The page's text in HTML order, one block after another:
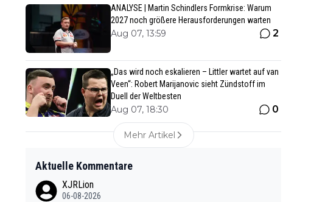
ANALYSE | Martin Schindlers Formkrise: Warum
2027 noch größere Herausforderungen warten
Aug 07, 13:59 2
„Das wird noch eskalieren – Littler wartet auf van
Veen“: Robert Marijanovic sieht Zündstoff im
Duell der Weltbesten
Aug 07, 18:30 0
Mehr Artikel
Aktuelle Kommentare
XJRLion
06-08-2026